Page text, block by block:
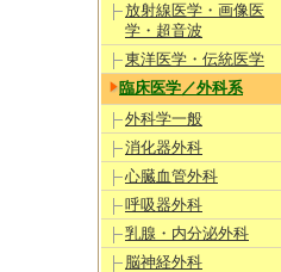
放射線医学・画像医
学・超音波
東洋医学・伝統医学
臨床医学／外科系
外科学一般
消化器外科
心臓血管外科
呼吸器外科
乳腺・内分泌外科
脳神経外科